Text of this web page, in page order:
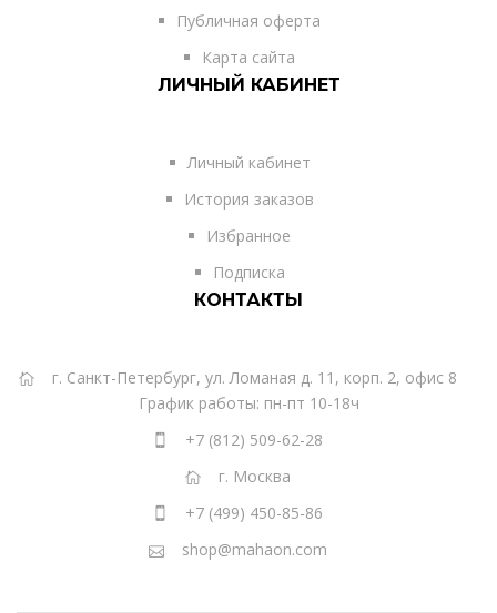
Публичная оферта
Карта сайта
ЛИЧНЫЙ КАБИНЕТ
Личный кабинет
История заказов
Избранное
Подписка
КОНТАКТЫ
г. Санкт-Петербург, ул. Ломаная д. 11, корп. 2, офис 8
График работы: пн-пт 10-18ч
+7 (812) 509-62-28
г. Москва
+7 (499) 450-85-86
shop@mahaon.com